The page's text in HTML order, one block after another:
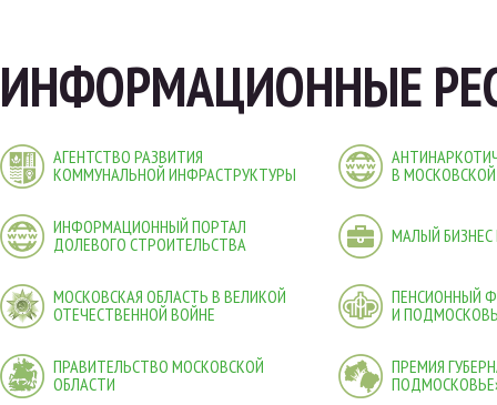
ИНФОРМАЦИОННЫЕ
АГЕНТСТВО РАЗВИТИЯ
КОММУНАЛЬНОЙ ИНФРАСТРУКТУРЫ
В
ИНФОРМАЦИОННЫЙ ПОРТАЛ
ДОЛЕВОГО СТРОИТЕЛЬСТВА
МАЛЫЙ
МОСКОВСКАЯ ОБЛАСТЬ В ВЕЛИКОЙ
ОТЕЧЕСТВЕННОЙ ВОЙНЕ
ПЕНСИОННЫЙ
И
ПРАВИТЕЛЬСТВО МОСКОВСКОЙ
ОБЛАСТИ
ПРЕМИЯ